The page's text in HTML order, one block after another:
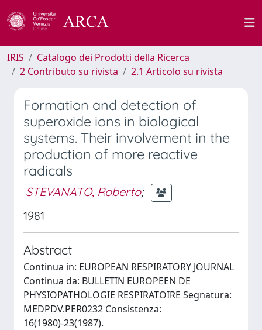
IRIS
Catalogo dei Prodotti della Ricerca
2 Contributo su rivista
2.1 Articolo su rivista
Formation and detection of
superoxide ions in biological
systems. Their involvement in the
production of more reactive
radicals
STEVANATO, Roberto;
1981
Abstract
Continua in: EUROPEAN RESPIRATORY JOURNAL
Continua da: BULLETIN EUROPEEN DE
PHYSIOPATHOLOGIE RESPIRATOIRE Segnatura:
MEDPDV.PER0232 Consistenza:
16(1980)-23(1987).